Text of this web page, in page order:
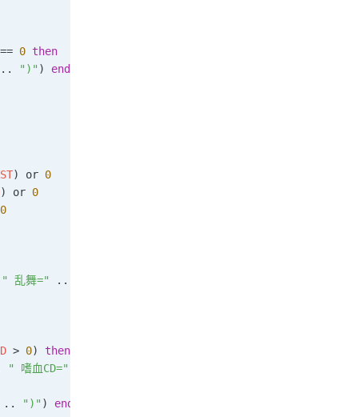
0 then
.. ")" ) end
) or 0
) or 0
0
" 乱舞=" ..
> 0) then
" 嗜血CD="
.. ")" ) end